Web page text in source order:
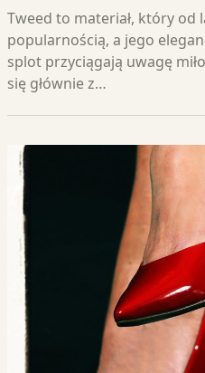
Tweed to materiał, który od
popularnością, a jego
splot przyciągają uwagę
się głównie z…